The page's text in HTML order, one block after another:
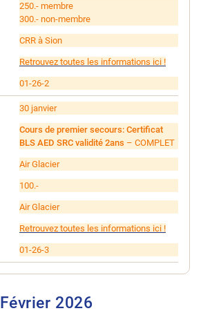
250.- membre
300.- non-membre
CRR à Sion
Retrouvez toutes les informations ici !
01-26-2
30 janvier
Cours de premier secours: Certificat
BLS AED SRC validité 2ans – COMPLET
Air Glacier
100.-
Air Glacier
Retrouvez toutes les informations ici !
01-26-3
Février 2026